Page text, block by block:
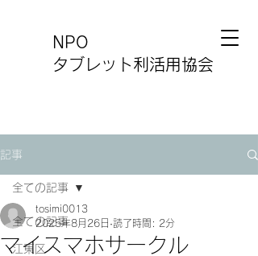
NPO
タブレット利活用協会
記事
全ての記事
江東区
全ての記事
マイスマホサークル
tosimi0013
2025年8月26日 読了時間: 2分